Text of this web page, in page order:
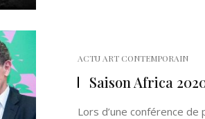
ACTU ART CONTEMPORAIN
Saison Africa
Lors d’une conférence de